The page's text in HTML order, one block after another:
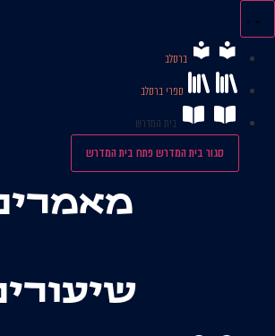
לתוכן
ברסלב
ספרי ברסלב
בית המדרש
סגור בית המדרשפתח בית המדרש